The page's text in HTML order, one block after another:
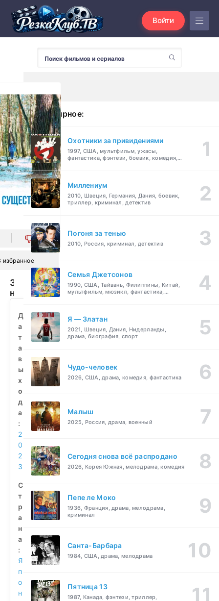
Войти
0
избранное
Зло
не
(2023)
смотреть
бесплатно
Д
а
т
а
в
ы
х
о
д
а
:
2
0
2
3
С
т
р
а
н
а
:
Я
п
о
н
Популярное:
Охотники за привидениями
1997, США, мультфильм, ужасы,
фантастика, фэнтези, боевик, комедия,
Миллениум
2010, Швеция, Германия, Дания, боевик,
триллер, криминал, детектив
Погоня за тенью
2010, Россия, криминал, детектив
Семья Джетсонов
1990, США, Тайвань, Филиппины, Китай,
мультфильм, мюзикл, фантастика,
Я — Златан
2021, Швеция, Дания, Нидерланды,
драма, биография, спорт
Чудо-человек
2026, США, драма, комедия, фантастика
Малыш
2025, Россия, драма, военный
Сегодня снова всё распродано
2026, Корея Южная, мелодрама, комедия
Пепе ле Моко
1936, Франция, драма, мелодрама,
криминал
Санта-Барбара
1984, США, драма, мелодрама
Пятница 13
1987, Канада, фэнтези, триллер,